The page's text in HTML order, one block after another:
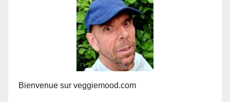
Bienvenue sur veggiemood.com